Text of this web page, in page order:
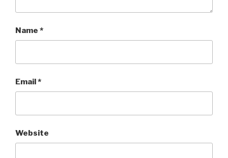
Name *
Email*
Website